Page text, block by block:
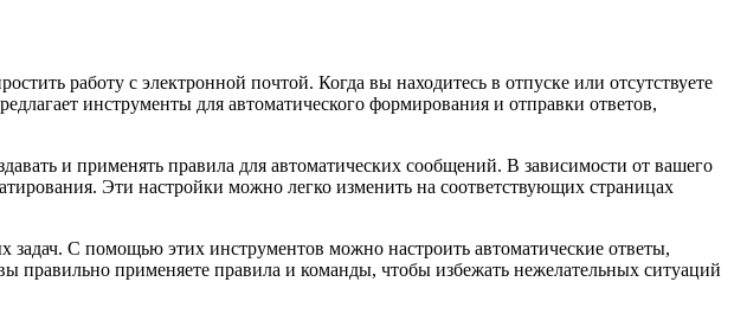
работу с электронной почтой. Когда вы находитесь в отпуске или отсутствуете
инструменты для автоматического формирования и отправки ответов,
и применять правила для автоматических сообщений. В зависимости от вашего
Эти настройки можно легко изменить на соответствующих страницах
задач. С помощью этих инструментов можно настроить автоматические ответы,
правильно применяете правила и команды, чтобы избежать нежелательных ситуаций